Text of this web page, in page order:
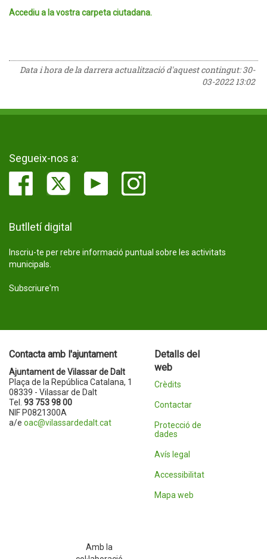
Accediu a la vostra carpeta ciutadana.
Data i hora de la darrera actualització d'aquest contingut:30-
03-2022 13:02
Segueix-nos a:
Butlletí digital
Inscriu-te per rebre informació puntual sobre les activitats
municipals.
Subscriure'm
Contacta amb l'ajuntament
Ajuntament de Vilassar de Dalt
Plaça de la República Catalana, 1
08339 - Vilassar de Dalt
Tel. 93 753 98 00
NIF P0821300A
a/e oac@vilassardedalt.cat
Detalls del
web
Crèdits
Contactar
Protecció de
dades
Avís legal
Accessibilitat
Mapa web
Amb la